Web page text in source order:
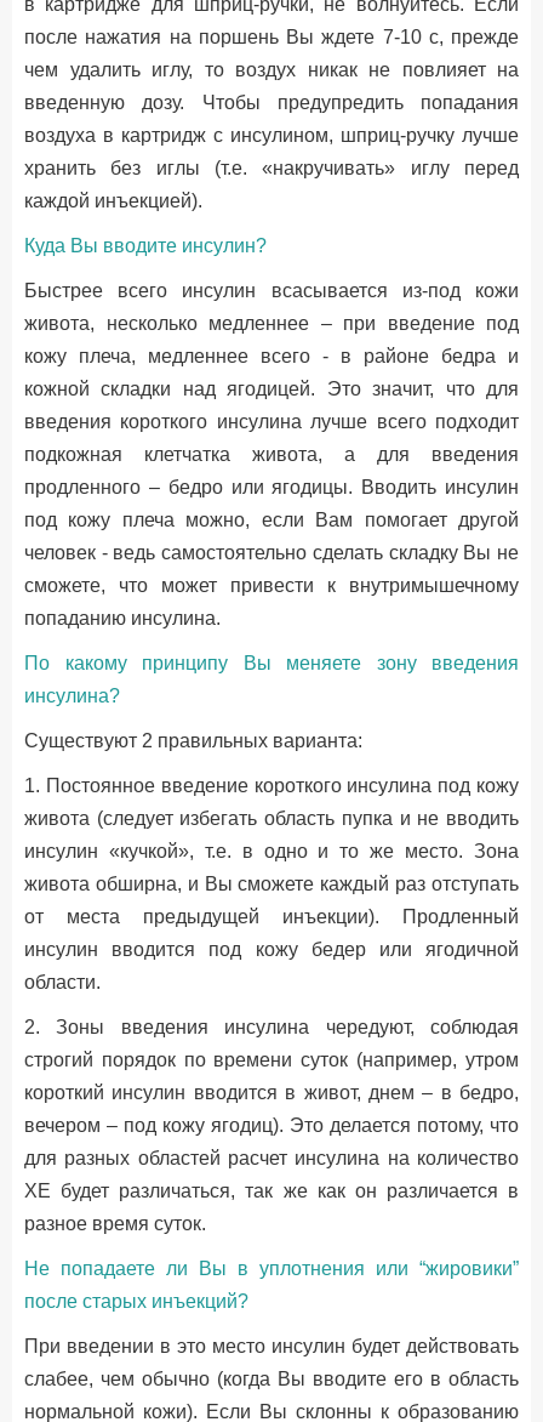
в картридже для шприц-ручки, не волнуйтесь. Если
после нажатия на поршень Вы ждете 7-10 с, прежде
чем удалить иглу, то воздух никак не повлияет на
введенную дозу. Чтобы предупредить попадания
воздуха в картридж с инсулином, шприц-ручку лучше
хранить без иглы (т.е. «накручивать» иглу перед
каждой инъекцией).
Куда Вы вводите инсулин?
Быстрее всего инсулин всасывается из-под кожи
живота, несколько медленнее – при введение под
кожу плеча, медленнее всего - в районе бедра и
кожной складки над ягодицей. Это значит, что для
введения короткого инсулина лучше всего подходит
подкожная клетчатка живота, а для введения
продленного – бедро или ягодицы. Вводить инсулин
под кожу плеча можно, если Вам помогает другой
человек - ведь самостоятельно сделать складку Вы не
сможете, что может привести к внутримышечному
попаданию инсулина.
По какому принципу Вы меняете зону введения
инсулина?
Существуют 2 правильных варианта:
1. Постоянное введение короткого инсулина под кожу
живота (следует избегать область пупка и не вводить
инсулин «кучкой», т.е. в одно и то же место. Зона
живота обширна, и Вы сможете каждый раз отступать
от места предыдущей инъекции). Продленный
инсулин вводится под кожу бедер или ягодичной
области.
2. Зоны введения инсулина чередуют, соблюдая
строгий порядок по времени суток (например, утром
короткий инсулин вводится в живот, днем – в бедро,
вечером – под кожу ягодиц). Это делается потому, что
для разных областей расчет инсулина на количество
ХЕ будет различаться, так же как он различается в
разное время суток.
Не попадаете ли Вы в уплотнения или “жировики”
после старых инъекций?
При введении в это место инсулин будет действовать
слабее, чем обычно (когда Вы вводите его в область
нормальной кожи). Если Вы склонны к образованию